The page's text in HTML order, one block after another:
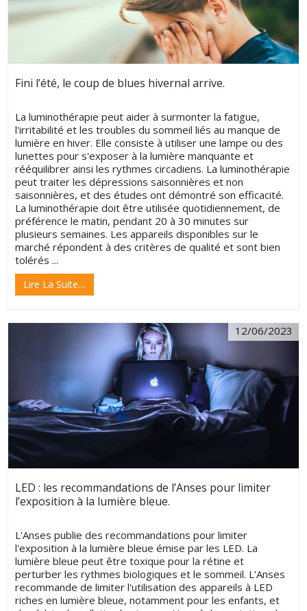
Fini l’été, le coup de blues hivernal arrive.
La luminothérapie peut aider à surmonter la fatigue,
l'irritabilité et les troubles du sommeil liés au manque de
lumière en hiver. Elle consiste à utiliser une lampe ou des
lunettes pour s'exposer à la lumière manquante et
rééquilibrer ainsi les rythmes circadiens. La luminothérapie
peut traiter les dépressions saisonnières et non
saisonnières, et des études ont démontré son efficacité.
La luminothérapie doit être utilisée quotidiennement, de
préférence le matin, pendant 20 à 30 minutes sur
plusieurs semaines. Les appareils disponibles sur le
marché répondent à des critères de qualité et sont bien
tolérés ...
Lire La Suite…
12/06/2023
LED : les recommandations de l’Anses pour limiter
l’exposition à la lumière bleue.
L'Anses publie des recommandations pour limiter
l'exposition à la lumière bleue émise par les LED. La
lumière bleue peut être toxique pour la rétine et
perturber les rythmes biologiques et le sommeil. L'Anses
recommande de limiter l'utilisation des appareils à LED
riches en lumière bleue, notamment pour les enfants, et